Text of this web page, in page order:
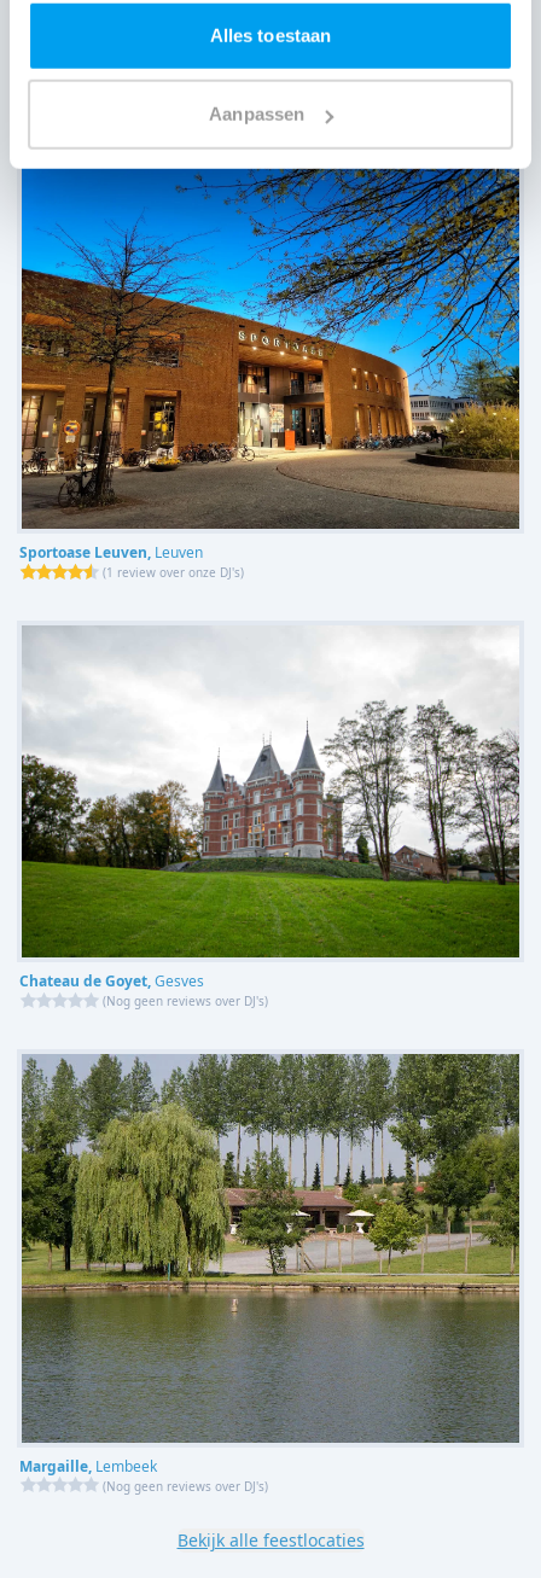
Alles toestaan
Aanpassen
Den Tram,Overijse
Sportoase Leuven, Leuven
(1 review over onze DJ's)
Chateau de Goyet,Gesves
(Nog geen reviews over DJ's)
Margaille, Lembeek
(Nog geen reviews over DJ's)
Bekijk alle feestlocaties